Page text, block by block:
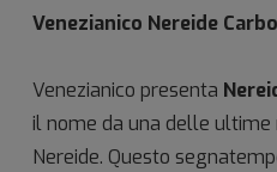
Venezianico Nereide
Venezianico presenta
il nome da una delle
Nereide. Questo